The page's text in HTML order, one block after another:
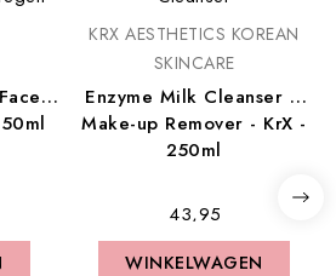
KRX AESTHETICS KOREAN
SKINCARE
Enzyme Milk Cleanser &
Make-up Remover - KrX -
250ml
€ 43,95
WINKELWAGEN